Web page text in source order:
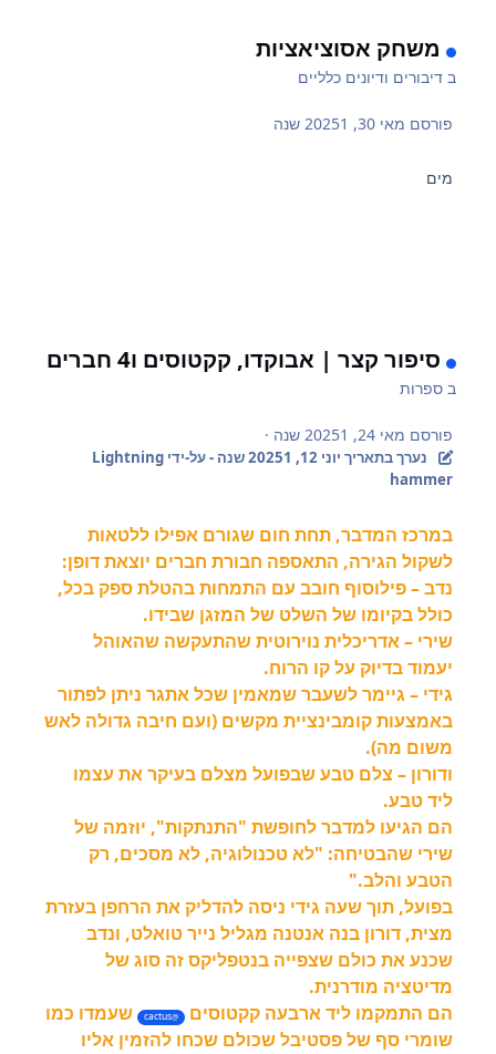
משחק אסוציאציות
בדיבורים ודיונים כלליים
פורסם מאי 30, 2025 1 שנה
מים
סיפור קצר | אבוקדו, קקטוסים ו4 חברים
בספרות
פורסם מאי 24, 2025 1 שנה ·
נערך בתאריך יוני 12, 2025 1 שנה
- על-ידי Lightning
hammer
במרכז המדבר, תחת חום שגורם אפילו ללטאות
לשקול הגירה, התאספה חבורת חברים יוצאת דופן:
נדב – פילוסוף חובב עם התמחות בהטלת ספק בכל,
כולל בקיומו של השלט של המזגן שבידו.
שירי – אדריכלית נוירוטית שהתעקשה שהאוהל
יעמוד בדיוק על קו הרוח.
גידי – גיימר לשעבר שמאמין שכל אתגר ניתן לפתור
באמצעות קומבינציית מקשים (ועם חיבה גדולה לאש
משום מה).
ודורון – צלם טבע שבפועל מצלם בעיקר את עצמו
ליד טבע.
הם הגיעו למדבר לחופשת "התנתקות", יוזמה של
שירי שהבטיחה: "לא טכנולוגיה, לא מסכים, רק
הטבע והלב."
בפועל, תוך שעה גידי ניסה להדליק את הרחפן בעזרת
מצית, דורון בנה אנטנה מגליל נייר טואלט, ונדב
שכנע את כולם שצפייה בנטפליקס זה סוג של
מדיטציה מודרנית.
הם התמקמו ליד ארבעה קקטוסים
@
cactus שעמדו כמו
שומרי סף של פסטיבל שכולם שכחו להזמין אליו